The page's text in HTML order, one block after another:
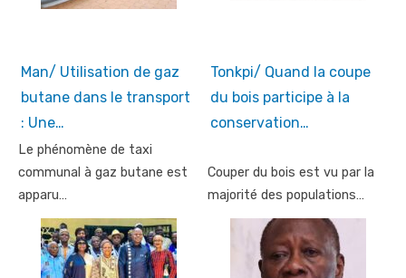
Man/ Utilisation de gaz
butane dans le transport
: Une…
Le phénomène de taxi
communal à gaz butane est
apparu…
Tonkpi/ Quand la coupe
du bois participe à la
conservation…
Couper du bois est vu par la
majorité des populations…